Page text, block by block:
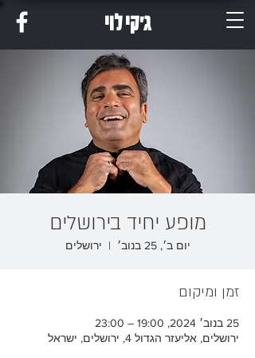
ג'קי לוי
מופע יחיד בירושלים
יום ב׳, 25 בנוב׳
  |
ירושלים
זמן ומיקום
25 בנוב׳ 2024, 19:00 – 23:00
ירושלים, אליעזר הגדול 4, ירושלים, ישראל